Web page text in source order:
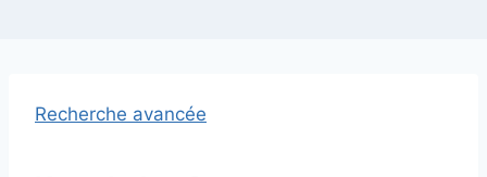
Recherche avancée